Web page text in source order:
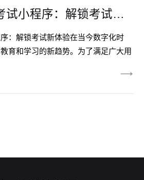
打造全能答题考试小程序：解锁考试新体验
：解锁考试新体验在当今数字化时
育和学习的新趋势。为了满足广大用